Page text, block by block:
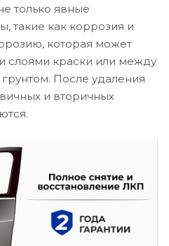
только явные
такие как коррозия и
которая может
слоями краски или между
После удаления
и вторичных